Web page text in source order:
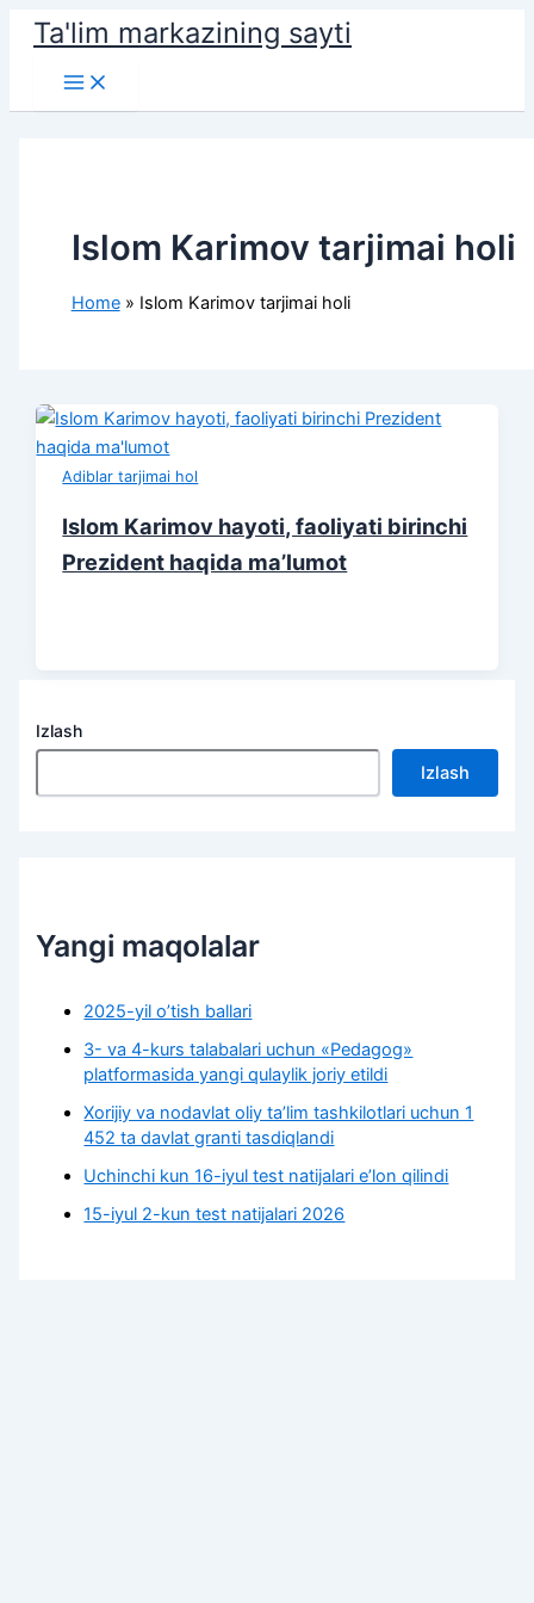
Skip
content
Ta'lim markazining sayti
Main
Menu
Islom Karimov tarjimai holi
Home Islom Karimov tarjimai holi
Adiblar tarjimai hol
Islom Karimov hayoti, faoliyati birinchi
Prezident haqida ma’lumot
Izlash
Izlash
Yangi maqolalar
2025-yil o’tish ballari
3- va 4-kurs talabalari uchun «Pedagog»
platformasida yangi qulaylik joriy etildi
Xorijiy va nodavlat oliy taʼlim tashkilotlari uchun 1
452 ta davlat granti tasdiqlandi
Uchinchi kun 16-iyul test natijalari e’lon qilindi
15-iyul 2-kun test natijalari 2026